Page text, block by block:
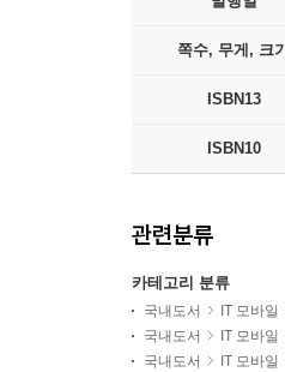
쪽수, 무게, 크기
ISBN13
ISBN10
관련분류
카테고리 분류
국내도서 IT 모바일
국내도서
IT 모바일
국내도서
IT 모바일